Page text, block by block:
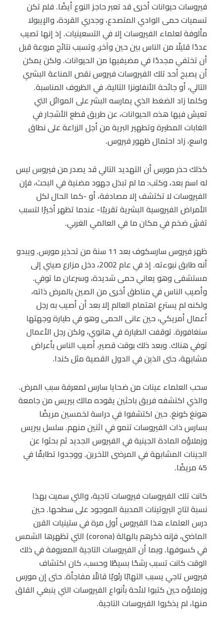
فيروسات حيوانات أخرى قد تعبر حاجز النوع أيضًا. فلم تكن
تسميات حمى الوادي المتصدع، وجدري القردة، والإيبولا
مألوفة لعلماء الفيروسات إلا في التسعينيات. إذ إنها تصيب
عددًا قليلًا من الناس بين حين وآخر، وتسبب نتائج مروعة قبل
أن تختفي مجددًا في مضيفيها من الحيوانات. ولكن يمكن
أن يصبح أحد تلك الفيروسات فيروس نقص المناعة البشري
التالي، أو جائحة الأنفلونزا التالية، في الظروف المناسبة.
وكلما زاد الضغط الذي يمارسه البشر على الموائل التي
تعيش فيها هذه الحيوانات، عن طريق قطع الأشجار في
الغابات المطيرة وتطهير البرية من أجل الزراعة على نطاق
واسع، زاد احتمال ظهور فيروس.
كذلك حذر مورس أن التهديد التالي قد يصدر من فيروس ليس
له اسم بعد، وكتب: ما لم تبذل جهود مضنية في البحث، فإن
الفيروسات لا تكتشف إلا مصادفة، أو -كما الحال لكل
الأمراض الفيروسية البشرية تقريبًا- عندما تظهر أخيرًا لتسبب
تفشٍ ضخم في مكان ما في العالمي الغربي.
ظهر فيروس سارسكوف بعد 11 سنة من تحذير مورس. ويبدو
أنه طابق نبوءته. إذ في عام 2002، دخل مزارع صيني إلى
مستشفى وهو يعاني حمى شديدة، وسرعان ما توفي.
وأصيب الناس في مناطق أخرى من الصين بالمرض ذاته،
ولكنه لم يسترعِ اهتمام العالم إلا بعد أن أصيب به رجل
أعمال أمريكي، حين عانى الحمى وهو في طيارة وجهتها
سنغافورة. توقفت الطيارة في هانوي، ولكن رجل الأعمال
توفي هناك. وبعد ذلك بوقت قصير، أصيب الناس بأعراض
مشابهة، حتى الذين في الدول القصية مثل كندا.
سحب العلماء عينات من ضحايا سارس لمعرفة سبب المرض.
والذي اكتشفه فريق باحثين يقوده مالك بيريس من جامعة
هونغ كونغ. حين اكتشفوا في دراسة لخمسين مريضًا
بسارس ذات الفيروسات تنمو في اثنين منهم. سلسل بيريس
وزملاؤه المادة الجينية في الفيروس الجديد ثم بحثوا عن
الجينات المشابهة في المرضى الآخرين. ووجدوا تطابقًا في
45 مريضًا.
كانت تلك الفيروسات فيروسات تاجية، والتي سميت بهذا
نسبة لتاج البروتينات المدببة الموجود على سطحها. حين
درس العلماء هذا الفيروس أول مرة في ستينيات القرن
الماضي، فإنه ذكرهم بالهالة (corona) التي تظهرها الشمس
في كسوفها. وبما أن الفيروسات التاجية المعروفة في ذلك
الوقت كانت تسبب رشحًا بسيطًا وحسب، كان اكتشاف
فيروس تاجي يسبب التهابًا رئويًا قاتلًا مفاجأة. حتى إن مورس
وزملاؤه حين كتبوا لائحة بأنواع الفيروسات التي ينبغي القلق
منها، لم يذكروا الفيروسات التاجية.